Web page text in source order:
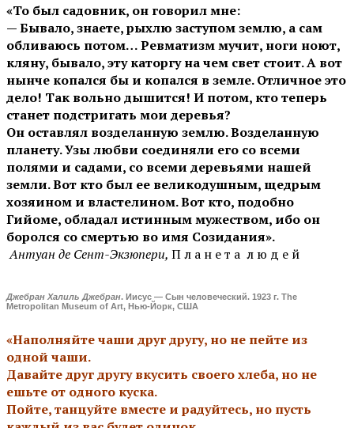
«То был садовник, он говорил мне:
— Бывало, знаете, рыхлю заступом землю, а сам
обливаюсь потом… Ревматизм мучит, ноги ноют,
кляну, бывало, эту каторгу на чем свет стоит. А вот
нынче копался бы и копался в земле. Отличное это
дело! Так вольно дышится! И потом, кто теперь
станет подстригать мои деревья?
Он оставлял возделанную землю. Возделанную
планету. Узы любви соединяли его со всеми
полями и садами, со всеми деревьями нашей
земли. Вот кто был ее великодушным, щедрым
хозяином и властелином. Вот кто, подобно
Гийоме, обладал истинным мужеством, ибо он
боролся со смертью во имя Созидания».
Антуан де Сент-Экзюпери, П л а н е т а л ю д е й
Джебран Халиль Джебран. Иисус — Сын человеческий. 1923 г. The
Metropolitan Museum of Art, Нью-Йорк, США
«Наполняйте чаши друг другу, но не пейте из
одной чаши.
Давайте друг другу вкусить своего хлеба, но не
ешьте от одного куска.
Пойте, танцуйте вместе и радуйтесь, но пусть